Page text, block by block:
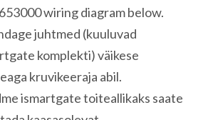
wiring diagram below.
juhtmed (kuuluvad
komplekti) väikese
kruvikeeraja abil.
ismartgate toiteallikaks saate